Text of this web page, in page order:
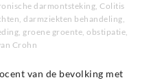
darmontsteking,Colitis
,darmziekten behandeling,
, groene groente, obstipatie,
Crohn
van de bevolking met